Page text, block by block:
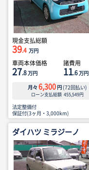
現金支払総額
39.4 万円
車両本体価格
27.8万円
諸費用
11.6万円
月々 6,300 円 (72回払い)
ローン支払総額 455,549円
法定整備付
保証付(3ヶ月・3,000km)
ダイハツ ミラジーノ